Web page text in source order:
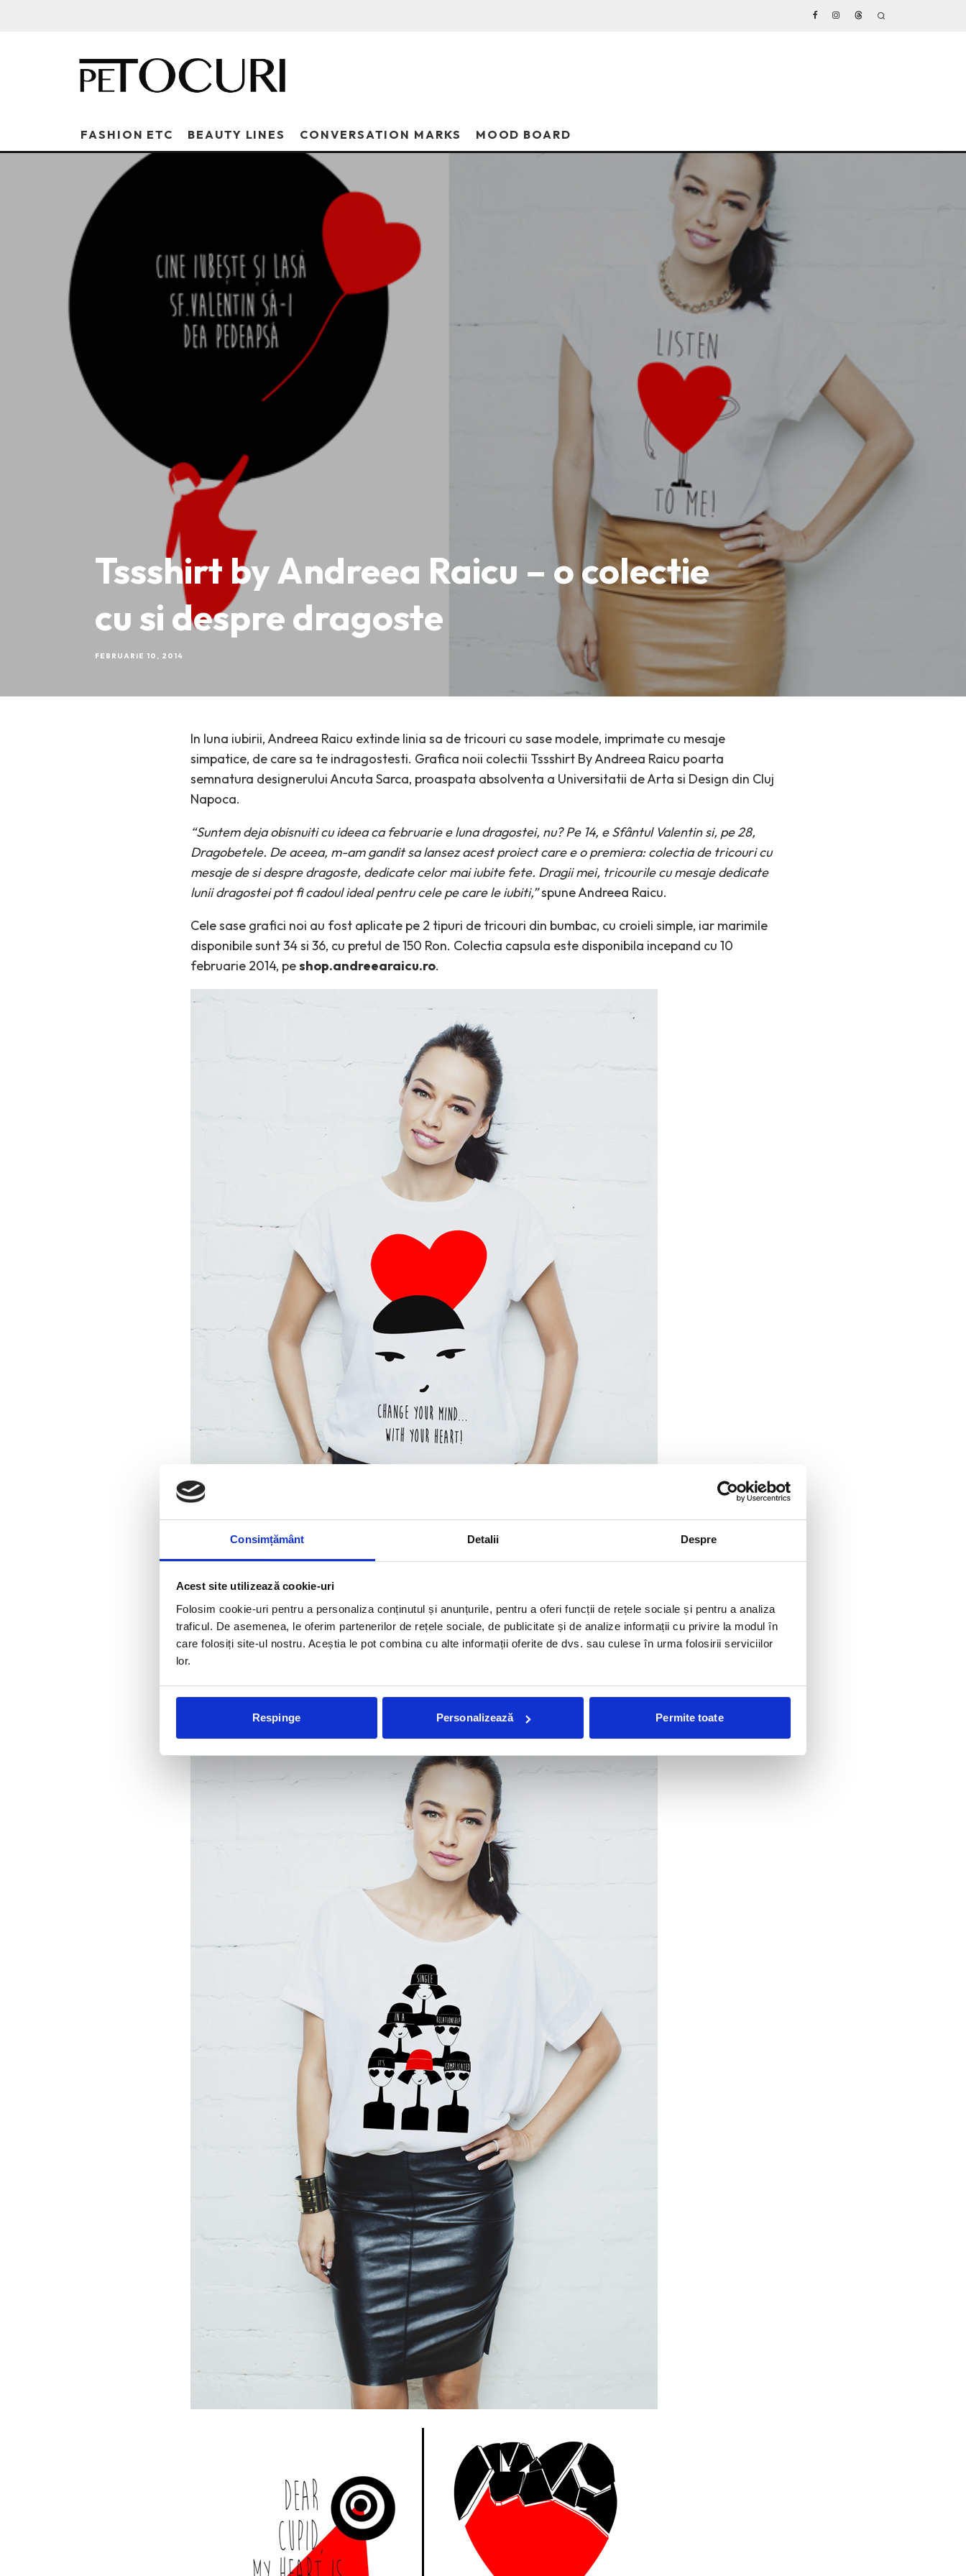
Consimțământ Detalii Despre
Acest site utilizează cookie-uri
Folosim cookie-uri pentru a personaliza conținutul și anunțurile, pentru a oferi funcții de rețele sociale și pentru a analiza
traficul. De asemenea, le oferim partenerilor de rețele sociale, de publicitate și de analize informații cu privire la modul în
care folosiți site-ul nostru. Aceștia le pot combina cu alte informații oferite de dvs. sau culese în urma folosirii serviciilor
lor.
Respinge Personalizează Permite toate
FASHION ETC BEAUTY LINES CONVERSATION MARKS MOOD BOARD
Tssshirt by Andreea Raicu – o colectie
cu si despre dragoste
FEBRUARIE 10, 2014
In luna iubirii, Andreea Raicu extinde linia sa de tricouri cu sase modele, imprimate cu mesaje
simpatice, de care sa te indragostesti. Grafica noii colectii Tssshirt By Andreea Raicu poarta
semnatura designerului Ancuta Sarca, proaspata absolventa a Universitatii de Arta si Design din Cluj
Napoca.
“Suntem deja obisnuiti cu ideea ca februarie e luna dragostei, nu? Pe 14, e Sfântul Valentin si, pe 28,
Dragobetele. De aceea, m-am gandit sa lansez acest proiect care e o premiera: colectia de tricouri cu
mesaje de si despre dragoste, dedicate celor mai iubite fete. Dragii mei, tricourile cu mesaje dedicate
lunii dragostei pot fi cadoul ideal pentru cele pe care le iubiti,”spune Andreea Raicu.
Cele sase grafici noi au fost aplicate pe 2 tipuri de tricouri din bumbac, cu croieli simple, iar marimile
disponibile sunt 34 si 36, cu pretul de 150 Ron. Colectia capsula este disponibila incepand cu 10
februarie 2014, peshop.andreearaicu.ro.